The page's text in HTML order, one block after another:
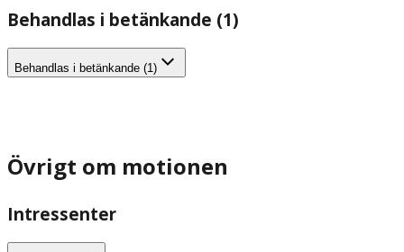
Behandlas i betänkande (1)
Behandlas i betänkande (1)
Övrigt om motionen
Intressenter